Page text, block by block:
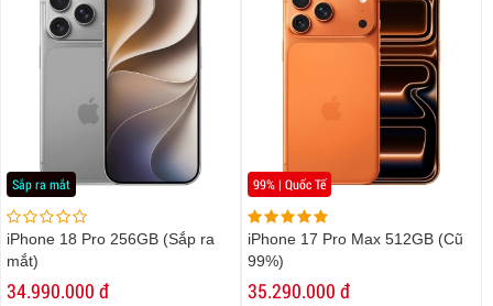
Sắp ra mắt
iPhone 18 Pro 256GB (Sắp ra
mắt)
34.990.000 đ
99% | Quốc Tế
iPhone 17 Pro Max 512GB (Cũ
99%)
35.290.000 đ